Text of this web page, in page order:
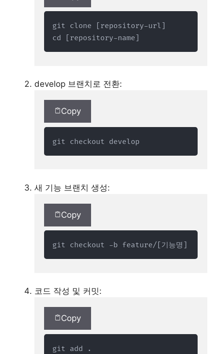
git clone [repository-url]
cd [repository-name]
develop 브랜치로 전환:
Copy
git checkout develop
새 기능 브랜치 생성:
Copy
git checkout -b feature/[기능명]
코드 작성 및 커밋:
Copy
git add .